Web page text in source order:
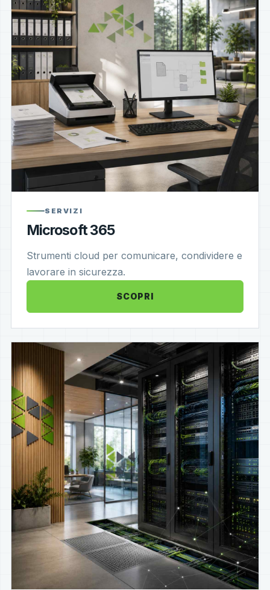
SERVIZI
Microsoft 365
Strumenti cloud per comunicare, condividere e
lavorare in sicurezza.
SCOPRI